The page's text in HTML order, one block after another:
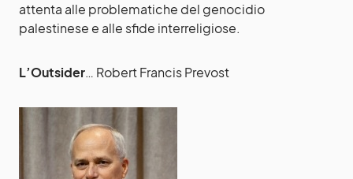
attenta alle problematiche del genocidio
palestinese e alle sfide interreligiose.
L’Outsider… Robert Francis Prevost